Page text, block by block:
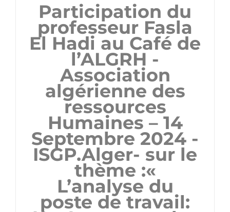
Participation du
professeur Fasla
El Hadi au Café de
l’ALGRH -
Association
algérienne des
ressources
Humaines – 14
Septembre 2024 -
ISGP.Alger- sur le
thème :«
L’analyse du
poste de travail: